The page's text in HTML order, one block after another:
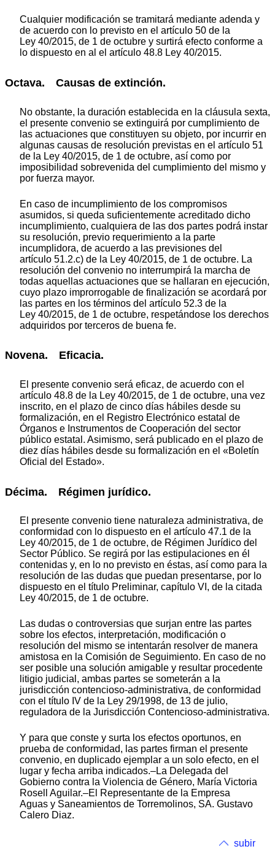
Cualquier modificación se tramitará mediante adenda y
de acuerdo con lo previsto en el artículo 50 de la
Ley 40/2015, de 1 de octubre y surtirá efecto conforme a
lo dispuesto en al el artículo 48.8 Ley 40/2015.
Octava. Causas de extinción.
No obstante, la duración establecida en la cláusula sexta,
el presente convenio se extinguirá por cumplimiento de
las actuaciones que constituyen su objeto, por incurrir en
algunas causas de resolución previstas en el artículo 51
de la Ley 40/2015, de 1 de octubre, así como por
imposibilidad sobrevenida del cumplimiento del mismo y
por fuerza mayor.
En caso de incumplimiento de los compromisos
asumidos, si queda suficientemente acreditado dicho
incumplimiento, cualquiera de las dos partes podrá instar
su resolución, previo requerimiento a la parte
incumplidora, de acuerdo a las previsiones del
artículo 51.2.c) de la Ley 40/2015, de 1 de octubre. La
resolución del convenio no interrumpirá la marcha de
todas aquellas actuaciones que se hallaran en ejecución,
cuyo plazo improrrogable de finalización se acordará por
las partes en los términos del artículo 52.3 de la
Ley 40/2015, de 1 de octubre, respetándose los derechos
adquiridos por terceros de buena fe.
Novena. Eficacia.
El presente convenio será eficaz, de acuerdo con el
artículo 48.8 de la Ley 40/2015, de 1 de octubre, una vez
inscrito, en el plazo de cinco días hábiles desde su
formalización, en el Registro Electrónico estatal de
Órganos e Instrumentos de Cooperación del sector
público estatal. Asimismo, será publicado en el plazo de
diez días hábiles desde su formalización en el «Boletín
Oficial del Estado».
Décima. Régimen jurídico.
El presente convenio tiene naturaleza administrativa, de
conformidad con lo dispuesto en el artículo 47.1 de la
Ley 40/2015, de 1 de octubre, de Régimen Jurídico del
Sector Público. Se regirá por las estipulaciones en él
contenidas y, en lo no previsto en éstas, así como para la
resolución de las dudas que puedan presentarse, por lo
dispuesto en el título Preliminar, capítulo VI, de la citada
Ley 40/2015, de 1 de octubre.
Las dudas o controversias que surjan entre las partes
sobre los efectos, interpretación, modificación o
resolución del mismo se intentarán resolver de manera
amistosa en la Comisión de Seguimiento. En caso de no
ser posible una solución amigable y resultar procedente
litigio judicial, ambas partes se someterán a la
jurisdicción contencioso-administrativa, de conformidad
con el título IV de la Ley 29/1998, de 13 de julio,
reguladora de la Jurisdicción Contencioso-administrativa.
Y para que conste y surta los efectos oportunos, en
prueba de conformidad, las partes firman el presente
convenio, en duplicado ejemplar a un solo efecto, en el
lugar y fecha arriba indicados.–La Delegada del
Gobierno contra la Violencia de Género, María Victoria
Rosell Aguilar.–El Representante de la Empresa
Aguas y Saneamientos de Torremolinos, SA. Gustavo
Calero Diaz.
subir